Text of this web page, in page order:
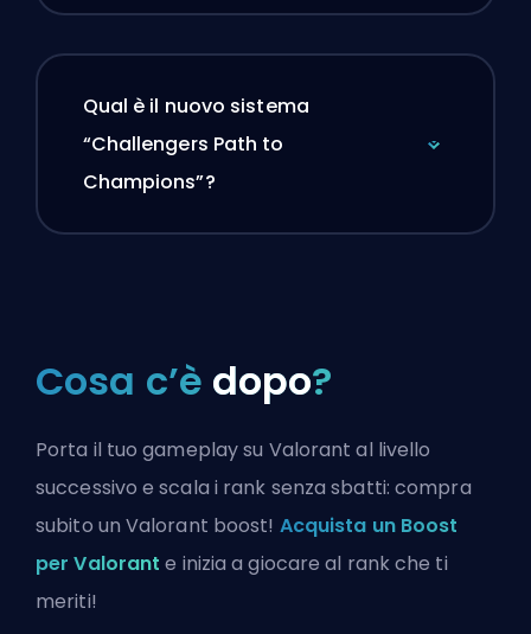
Qual è il nuovo sistema
“Challengers Path to
Champions”?
Cosa c’è dopo?
Porta il tuo gameplay su Valorant al livello
successivo e scala i rank senza sbatti: compra
subito un Valorant boost! Acquista un Boost
per Valorant e inizia a giocare al rank che ti
meriti!